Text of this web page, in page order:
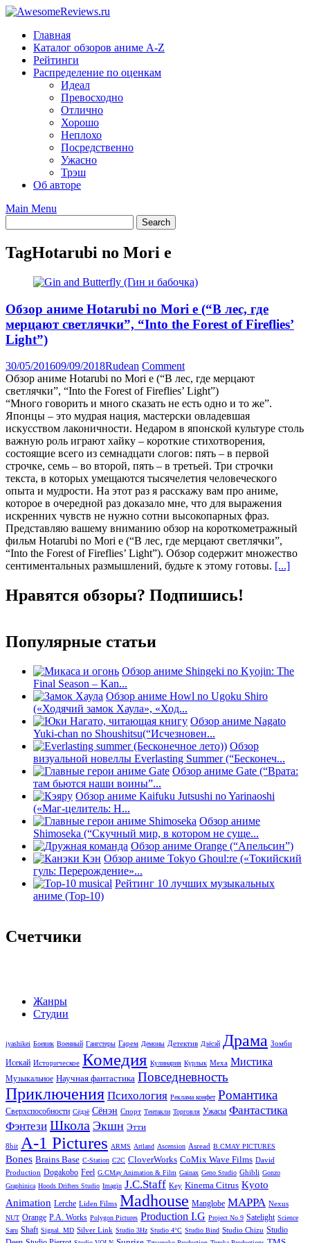
Skip
contentГлавная
Каталог обзоров аниме A-Z
Рейтинги
Распределение по оценкам
Идеал
Превосходно
Отлично
Хорошо
Неплохо
Посредственно
Ужасно
Трэш
Об авторе
Main Menu
TagHotarubi no Mori e
Обзор аниме Hotarubi no Mori e (“В лес, где
мерцают светлячки”, “Into the Forest of Fireflies’
Light”)
30/05/201609/09/2018Rudean Comment
Обзор аниме Hotarubi no Mori e (“В лес, где мерцают
светлячки”, “Into the Forest of Fireflies’ Light”)
“Много говорить и много сказать не есть одно и то же”.
Японцы – это мудрая нация, мастерски овладевшая
искусством лаконичности. Недаром в японской культуре столь
важную роль играют хайку – короткие стихотворения,
состоящие всего из семнадцати слогов: пять – в первой
строчке, семь – во второй, пять – в третьей. Три строчки
текста, в которых умещаются тысячелетия человеческого
опыта и мудрости. На этот раз я расскажу вам про аниме,
которое в очередной раз доказало мне, что для выражения
искренних чувств не нужно сотни высокопарных фраз.
Представляю вашему вниманию обзор на короткометражный
фильм Hotarubi no Mori e (“В лес, где мерцают светлячки”,
“Into the Forest of Fireflies’ Light”). Обзор содержит множество
сентиментальных размышлений, будьте к этому готовы. [...]
Нравятся обзоры? Подпишись!
Популярные статьи
Обзор аниме Shingeki no Kyojin: The
Final Season – Kan...
Обзор аниме Howl no Ugoku Shiro
(«Ходячий замок Хаула», «Ход...
Обзор аниме Nagato
Yuki-chan no Shoushitsu(“Исчезновен...
Обзор
визуальной новеллы Everlasting Summer (“Бесконеч...
Обзор аниме Gate (“Врата:
там бьются наши воины”...
Обзор аниме Kaifuku Jutsushi no Yarinaoshi
(«Маг-целитель: Н...
Обзор аниме
Shimoseka (“Скучный мир, в котором не суще...
Обзор аниме Orange (“Апельсин”)
Обзор аниме Tokyo Ghoul:re («Токийский
гуль: Перерождение»...
Рейтинг 10 лучших музыкальных
аниме (Top-10)
Счетчики
Жанры
Студии
iyashikei Боевик Военный Гангстеры Гарем Демоны Детектив Дзёсэй Драма Зомби
Исекай Историческое Комедия Кулинария Курлык Меха Мистика
Музыкальное Научная фантастика Повседневность
Приключения Психология Реклама конфет Романтика
Сверхспособности Сёдзё Сёнэн Спорт Тентакли Торговля Ужасы Фантастика
Фэнтези Школа Экшн Этти
8bit A-1 Pictures ARMS Artland Ascension Asread B.CMAY PICTURES
Bones Brains Base C-Station C2C CloverWorks CoMix Wave Films David
Production Dogakobo Feel G.CMay Animation & Film Gainax Geno Studio Ghibli Gonzo
Graphinica Hoods Drifters Studio Imagin J.C.Staff Key Kinema Citrus Kyoto
Animation Lerche Liden Films Madhouse Manglobe MAPPA Nexus
NUT Orange P.A. Works Polygon Pictures Production I.G Project No.9 Satelight Science
Saru Shaft Signal. MD Silver Link Studio 3Hz Studio 4°C Studio Bind Studio Chizu Studio